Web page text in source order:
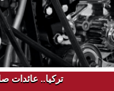
تركيا.. عائدات صادرات